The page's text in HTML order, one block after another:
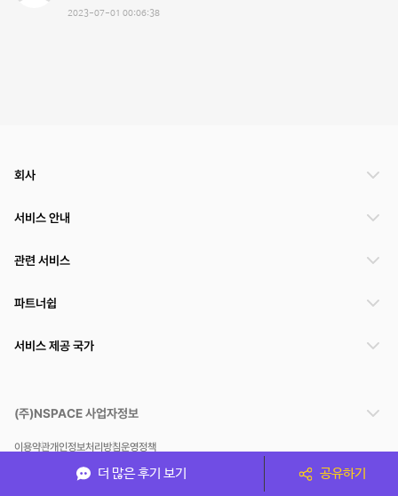
2023-07-01 00:06:38
더 많은 후기 보기 공유하기
회사
서비스 안내
관련 서비스
파트너쉽
서비스 제공 국가
(주)NSPACE 사업자정보
이용약관개인정보처리방침운영정책
스페이스클라우드는 통신판매중개자이며 통신판매의 당사자가 아닙니다. 따라서 스페이스클
라우드는 공간 거래정보 및 거래에 대해 책임지지 않습니다.